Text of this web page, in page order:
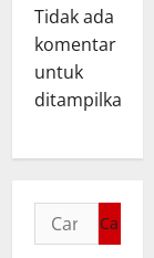
Tidak ada
komentar
untuk
ditampilkan.